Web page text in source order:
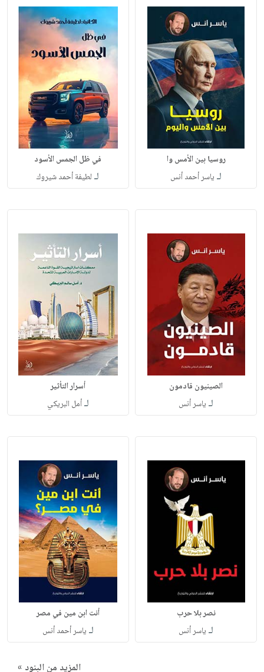
روسيا بين الأمس وا
لـ ياسر أحمد أنس
في ظل الجمس الأسود
لـ لطيفة أحمد شيروك
الصينيون قادمون
لـ ياسر أنس
أسرار التأثير
لـأمل البريكي
نصر بلا حرب
لـ ياسر أنس
أنت ابن مين في مصر
لـ ياسر أحمد أنس
المزيد من البنود »